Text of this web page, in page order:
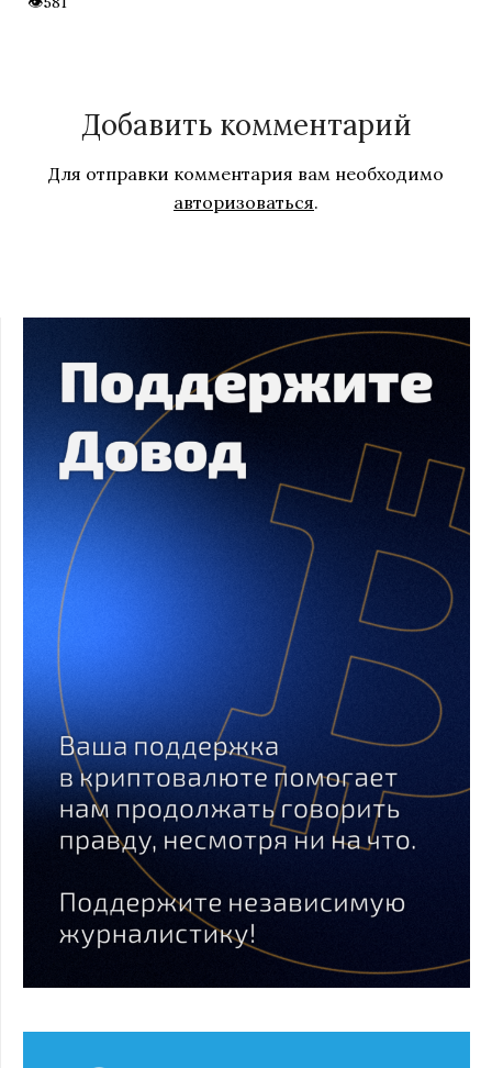
Добавить комментарий
Для отправки комментария вам необходимо
авторизоваться.